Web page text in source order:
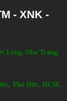
- XNK -
Long, Nha Trang,
Thủ Đức, HCM.